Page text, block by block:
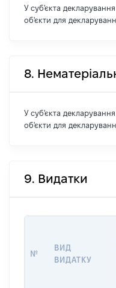
У суб'єкта декларування
об'єкти для
8.
У суб'єкта декларування
об'єкти для
9. Видатки
№
ВИД
ВИДАТКУ